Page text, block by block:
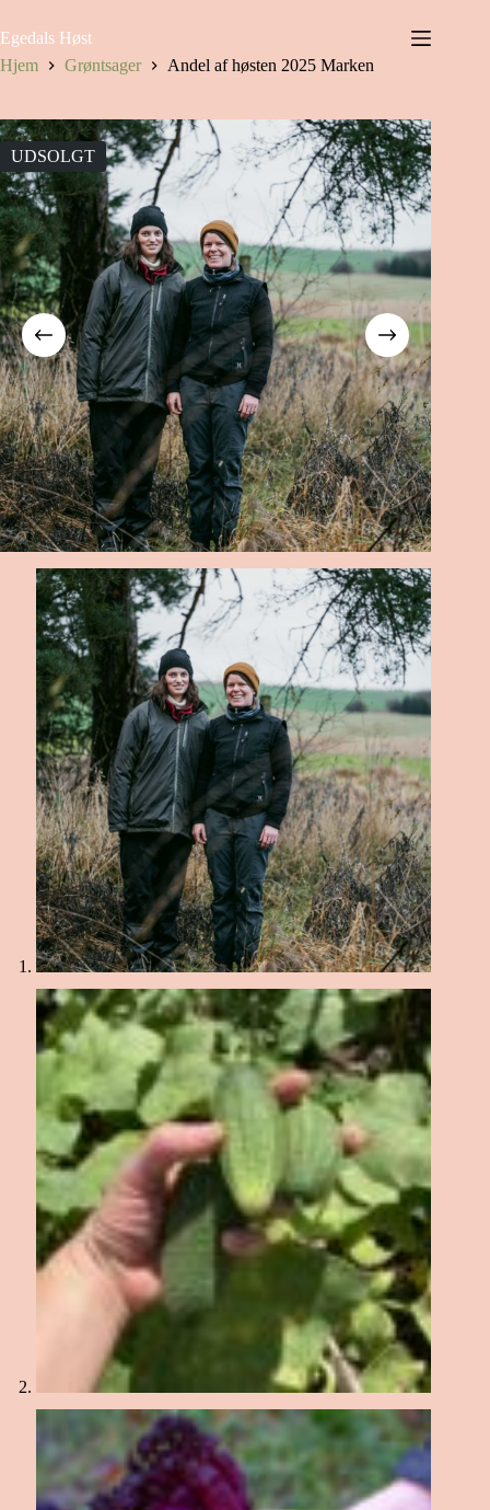
til
indhold
Egedals Høst
Hjem
Grøntsager Andel af høsten 2025 Marken
UDSOLGT